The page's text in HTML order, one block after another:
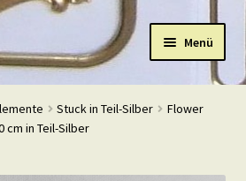
Menü
Stuck in Teil-Silber
Flower
cm in Teil-Silber